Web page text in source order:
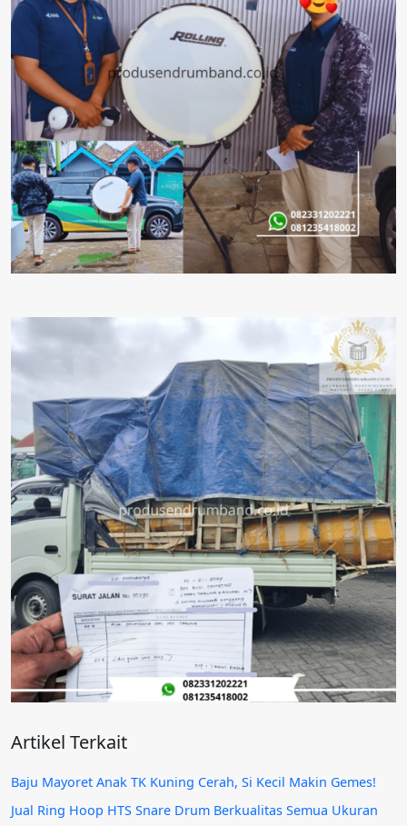
Artikel Terkait
Baju Mayoret Anak TK Kuning Cerah, Si Kecil Makin Gemes!
Jual Ring Hoop HTS Snare Drum Berkualitas Semua Ukuran